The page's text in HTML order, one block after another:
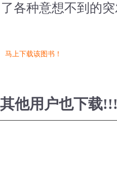
了各种意想不到的
马上下载该图书！
其他用户也下载!!!